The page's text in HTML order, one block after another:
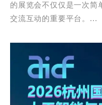
的展览会不仅仅是一次简
交流互动的重要平台。...